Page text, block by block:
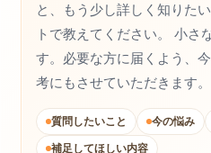
と、もう少し詳しく知りた
トで教えてください。 小さ
す。必要な方に届くよう、
考にもさせていただきます。
質問したいこと 今の悩み
補足してほしい内容